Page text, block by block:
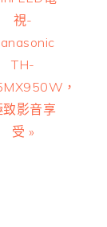
視-
TH-
，
致影音享
受 »